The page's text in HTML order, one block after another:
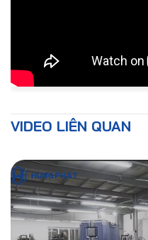
VIDEO LIÊN QUAN